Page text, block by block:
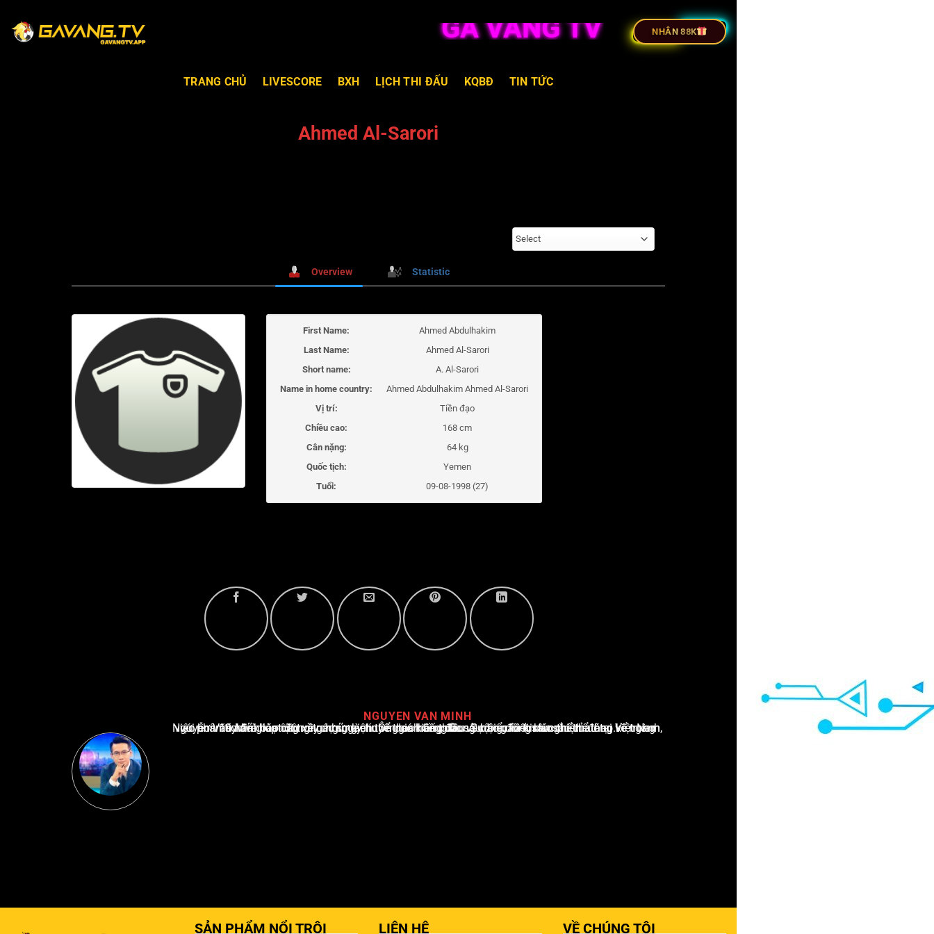
GÀ VÀNG TV TRỰC TIẾP BÓNG ĐÁ
NHÂN 88K
TRANG CHỦ LIVESCORE BXH LỊCH THI ĐẤU KQBĐ TIN TỨC
Ahmed Al-Sarori
Select
Overview Statistic
First Name:
Ahmed Abdulhakim
Last Name:
Ahmed Al-Sarori
Short name:
A. Al-Sarori
Name in home country:
Ahmed Abdulhakim Ahmed Al-Sarori
Vị trí:
Tiền đạo
Chiều cao:
168 cm
Cân nặng:
64 kg
Quốc tịch:
Yemen
Tuổi:
09-08-1998 (27)
NGUYEN VAN MINH
Nguyễn Văn Minh là một trong những chuyên gia hàng đầu về báo cáo tin tức thể thao tại Việt Nam, với hơn 10 năm hoạt động trong ngành. Ông có kiến thức sâu rộng và kinh nghiệm đáng kể trong việc phân tích và báo cáo về các sự kiện thể thao hàng đầu. Sự hiểu biết sâu sắc của ông về ngành này đã giúp ông xây dựng uy tín và danh tiếng trong cộng đồng báo chí thể thao.
SẢN PHẨM NỔI TRỘI LIÊN HỆ VỀ CHÚNG TÔI